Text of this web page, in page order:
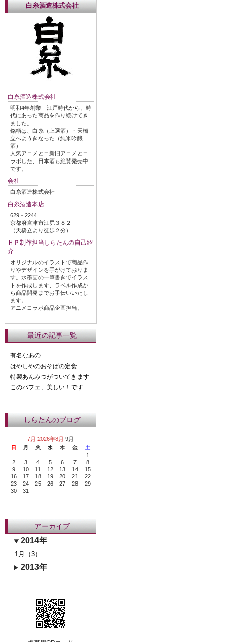
白糸酒造株式会社
白糸酒造株式会社
明和4年創業 江戸時代から、時
代にあった商品を作り続けてき
ました。
銘柄は、白糸（上選酒）・天橋
立へようきなった（純米吟醸
酒）
人気アニメとコ新旧アニメとコ
ラボした、日本酒も絶賛発売中
です。
会社
白糸酒造株式会社
白糸酒造本店
629－2244
京都府宮津市江尻３８２
（天橋立より徒歩２分）
ＨＰ制作担当しらたんの自己紹
介
オリジナルのイラストで商品作
りやデザインを手がけておりま
す。水墨画の一筆書きでイラス
トを作成します、ラベル作成か
ら商品開発までお手伝いいたし
ます。
アニメコラボ商品企画担当。
最近の記事一覧
有名なあの
はやしやのおそばの定食
特製あんみつがついてきます
このパフェ、美しい！です
しらたんのブログ
7月 2026年8月 9月
日 月 火 水 木 金 土
1
2
3 4 5 6 7
8
9
10 11 12 13 14
15
16
17 18 19 20 21
22
23
24 25 26 27 28
29
30
31
アーカイブ
2014年
1月（3）
2013年